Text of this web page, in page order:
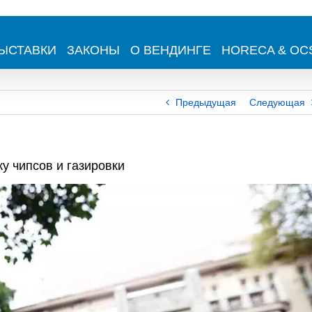
ЗАКОНЫ О ВЕНДИНГЕ HORECA &
Предыдущая Следующая
чипсов и газировки